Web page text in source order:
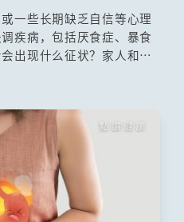
一些长期缺乏自信等心理
疾病，包括厌食症、暴食
出现什么征状？家人和朋
恩博士为你讲解。